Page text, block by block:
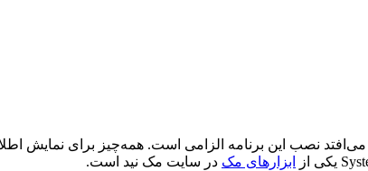
می‌افتد نصب این برنامه الزامی است. همه‌چیز برای
ابزار‌های مک در سایت مک نید است.